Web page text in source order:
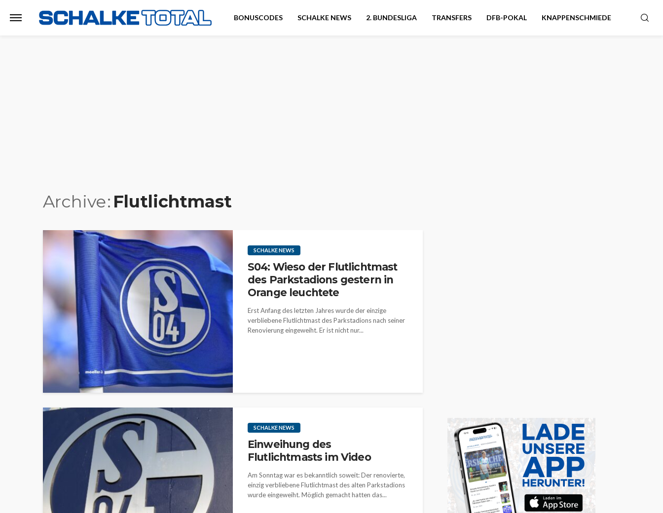
BONUSCODES SCHALKE NEWS 2. BUNDESLIGA TRANSFERS DFB-POKAL KNAPPENSCHMIEDE
Archive Flutlichtmast
SCHALKE NEWS
S04: Wieso der Flutlichtmast
des Parkstadions gestern in
Orange leuchtete
Erst Anfang des letzten Jahres wurde der einzige
verbliebene Flutlichtmast des Parkstadions nach seiner
Renovierung eingeweiht. Er ist nicht nur...
SCHALKE NEWS
Einweihung des
Flutlichtmasts im Video
Am Sonntag war es bekanntlich soweit: Der renovierte,
einzig verbliebene Flutlichtmast des alten Parkstadions
wurde eingeweiht. Möglich gemacht hatten das...